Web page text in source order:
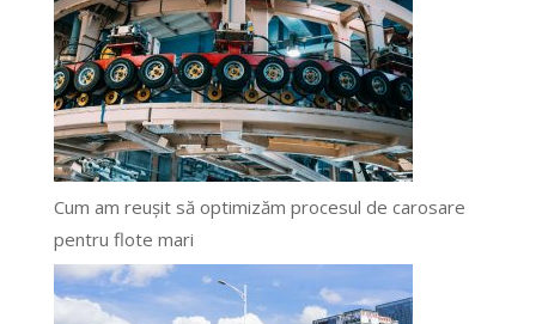
Cum am reușit să optimizăm procesul de carosare
pentru flote mari